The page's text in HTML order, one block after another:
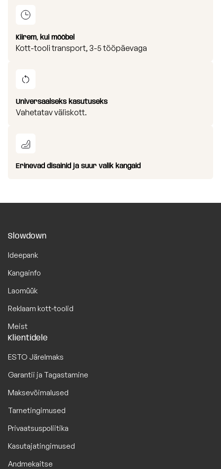
Kiirem, kui mööbel
Kott-tooli transport, 3-5 tööpäevaga
Universaalseks kasutuseks
Vahetatav väliskott.
Erinevad disainid ja suur valik kangaid
Slowdown
Ideepank
Kangainfo
Laomüük
Reklaam kott-toolid
Meist
Klientidele
ESTO Järelmaks
Garantii ja Tagastamine
Maksevõimalused
Tarnetingimused
Privaatsuspoliitika
Kasutajatingimused
Andmekaitse